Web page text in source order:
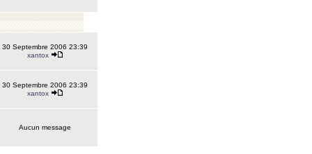
30 Septembre 2006 23:39
xantox
30 Septembre 2006 23:39
xantox
Aucun message